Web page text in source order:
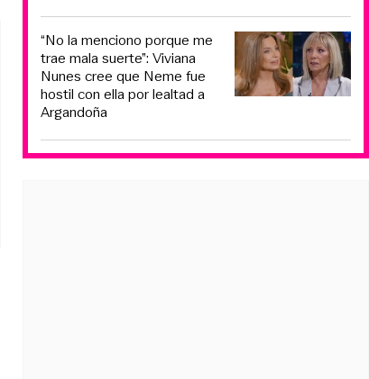
“No la menciono porque me
trae mala suerte”: Viviana
Nunes cree que Neme fue
hostil con ella por lealtad a
Argandoña